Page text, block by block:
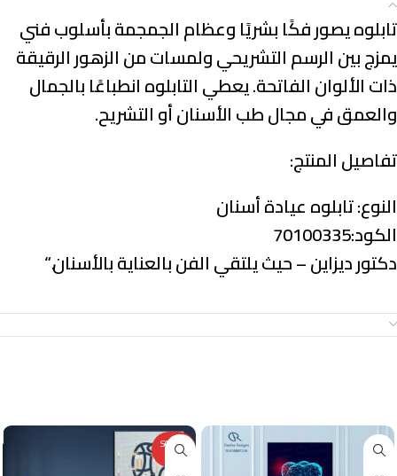
تابلوه يصور فكًا بشريًا وعظام الجمجمة بأسلوب فني
يمزج بين الرسم التشريحي ولمسات من الزهور الرقيقة
ذات الألوان الفاتحة. يعطي التابلوه انطباعًا بالجمال
والعمق في مجال طب الأسنان أو التشريح.
تفاصيل المنتج:
النوع:تابلوه عيادة أسنان
الكود:70100335
دكتور ديزاين – حيث يلتقي الفن بالعناية بالأسنان.“
SOLD O
UT